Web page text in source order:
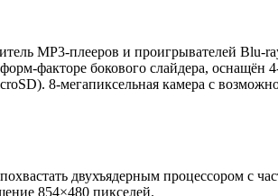
MP3-плееров и проигрывателей
факторе бокового слайдера,
8-мегапиксельная камера с
двухъядерным процессором с
854×480 пикселей.